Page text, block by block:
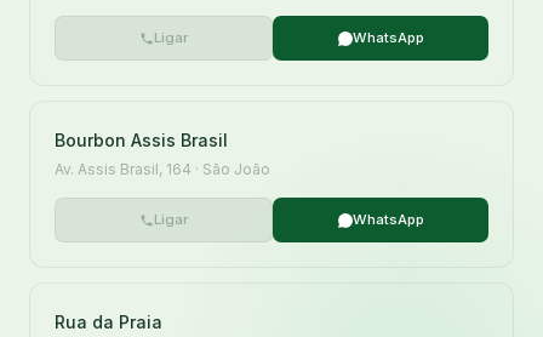
Ligar WhatsApp
Bourbon Assis Brasil
Av. Assis Brasil, 164 · São João
Ligar WhatsApp
Rua da Praia